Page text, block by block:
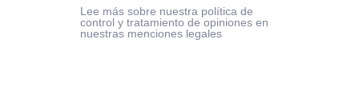
Lee más sobre nuestra política de
control y tratamiento de opiniones en
nuestras menciones legales